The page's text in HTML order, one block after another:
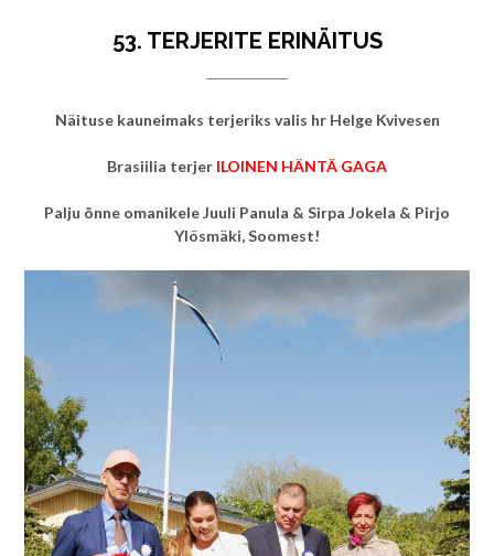
53. TERJERITE ERINÄITUS
Näituse kauneimaks terjeriks valis hr Helge Kvivesen
Brasiilia terjer ILOINEN HÄNTÄ GAGA
Palju õnne omanikele Juuli Panula & Sirpa Jokela & Pirjo
Ylösmäki, Soomest!